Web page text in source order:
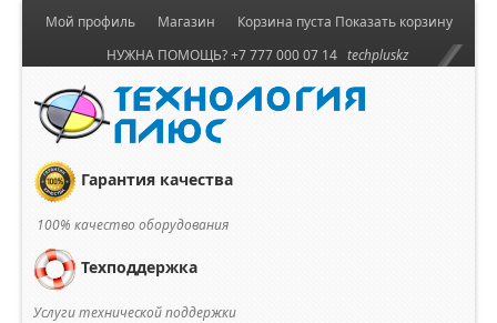
Корзина пуста Показать корзину
Мой профиль
Магазин
НУЖНА ПОМОЩЬ? +7 777 000 07 14 techpluskz
Гарантия качества
100% качество оборудования
Техподдержка
Услуги технической поддержки